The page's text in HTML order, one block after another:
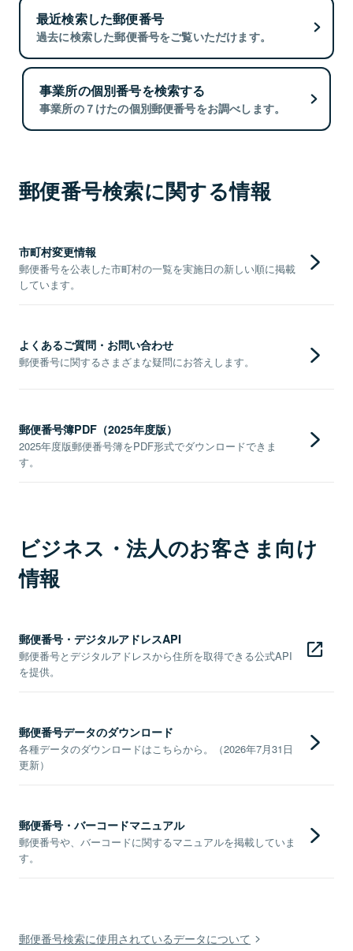
最近検索した郵便番号
過去に検索した郵便番号をご覧いただけます。
事業所の個別番号を検索する
事業所の７けたの個別郵便番号をお調べします。
郵便番号検索に関する情報
市町村変更情報
郵便番号を公表した市町村の一覧を実施日の新しい順に掲載
しています。
よくあるご質問・お問い合わせ
郵便番号に関するさまざまな疑問にお答えします。
郵便番号簿PDF（2025年度版）
2025年度版郵便番号簿をPDF形式でダウンロードできま
す。
ビジネス・法人のお客さま向け
情報
郵便番号・デジタルアドレスAPI
郵便番号とデジタルアドレスから住所を取得できる公式API
を提供。
郵便番号データのダウンロード
各種データのダウンロードはこちらから。（2026年7月31日
更新）
郵便番号・バーコードマニュアル
郵便番号や、バーコードに関するマニュアルを掲載していま
す。
郵便番号検索に使用されているデータについて